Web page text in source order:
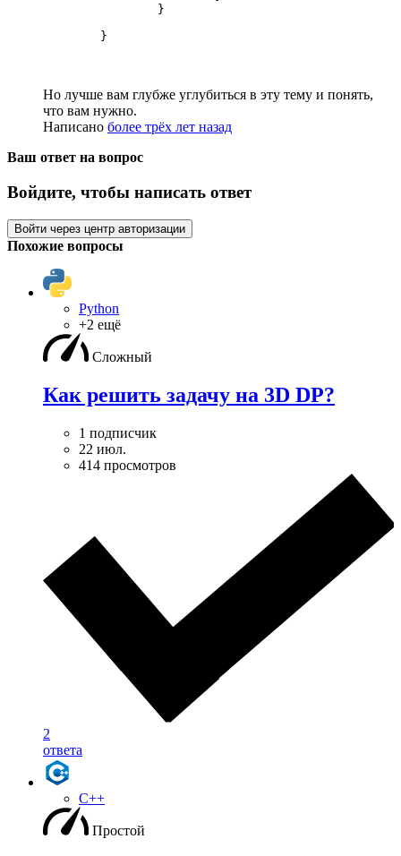
	}
Но лучше вам глубже углубиться в эту тему и понять,
что вам нужно.
Написано более трёх лет назад
Ваш ответ на вопрос
Войдите, чтобы написать ответ
Войти через центр авторизации
Похожие вопросы
Python
+2 ещё
Сложный
Как решить задачу на 3D DP?
1 подписчик
22 июл.
414 просмотров
2
ответа
C++
Простой